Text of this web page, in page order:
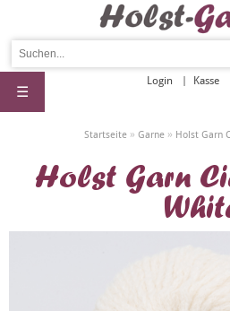
Login Kasse
☰
Startseite » Garne » Holst Garn
Holst Garn